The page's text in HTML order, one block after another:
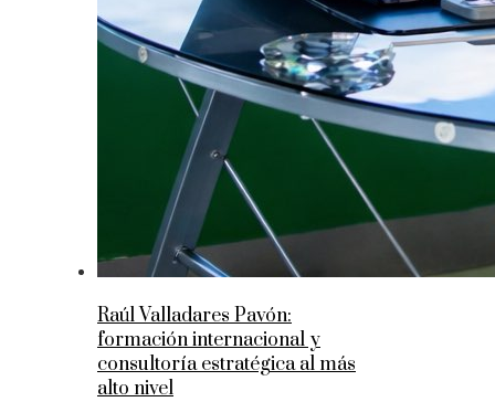
Raúl Valladares Pavón:
formación internacional y
consultoría estratégica al más
alto nivel